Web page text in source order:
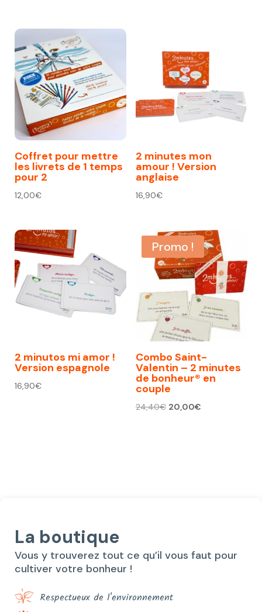
Coffret pour mettre
les livrets de 1 temps
pour 2
12,00€
2 minutes mon
amour ! Version
anglaise
16,90€
2 minutos mi amor !
Version espagnole
16,90€
Promo !
Combo Saint-
Valentin – 2 minutes
de bonheur® en
couple
24,40€ Le
20,00€Le
La boutique
Vous y trouverez tout ce qu’il vous faut pour
cultiver votre bonheur !
Respectueux de l'environnement